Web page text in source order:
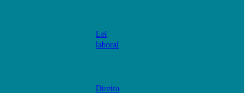
Lei
laboral
Direito